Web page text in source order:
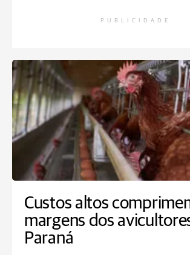
PUBLICIDADE
Custos altos
margens dos
Paraná